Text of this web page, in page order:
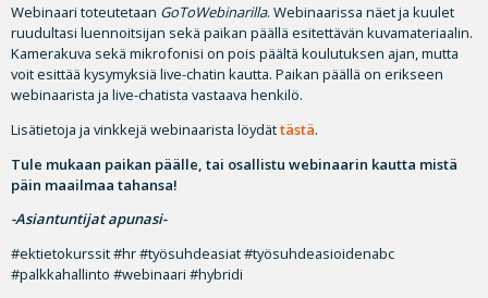
Webinaari toteutetaan GoToWebinarilla. Webinaarissa näet ja kuulet
ruudultasi luennoitsijan sekä paikan päällä esitettävän kuvamateriaalin.
Kamerakuva sekä mikrofonisi on pois päältä koulutuksen ajan, mutta
voit esittää kysymyksiä live-chatin kautta. Paikan päällä on erikseen
webinaarista ja live-chatista vastaava henkilö.
Lisätietoja ja vinkkejä webinaarista löydättästä.
Tule mukaan paikan päälle, tai osallistu webinaarin kautta mistä
päin maailmaa tahansa!
-Asiantuntijat apunasi-
#ektietokurssit #hr #työsuhdeasiat #työsuhdeasioidenabc
#palkkahallinto #webinaari #hybridi